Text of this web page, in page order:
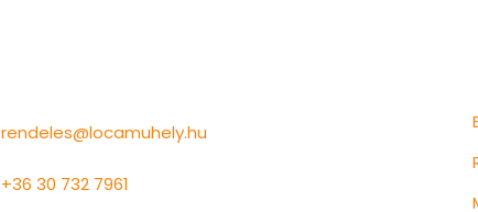
rendeles@locamuhely.hu
+36 30 732 7961